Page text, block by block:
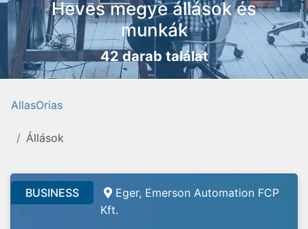
Heves megye állások és
munkák
42 darab találat
AllasOrias
Állások
BUSINESS
Eger, Emerson Automation FCP
Kft.